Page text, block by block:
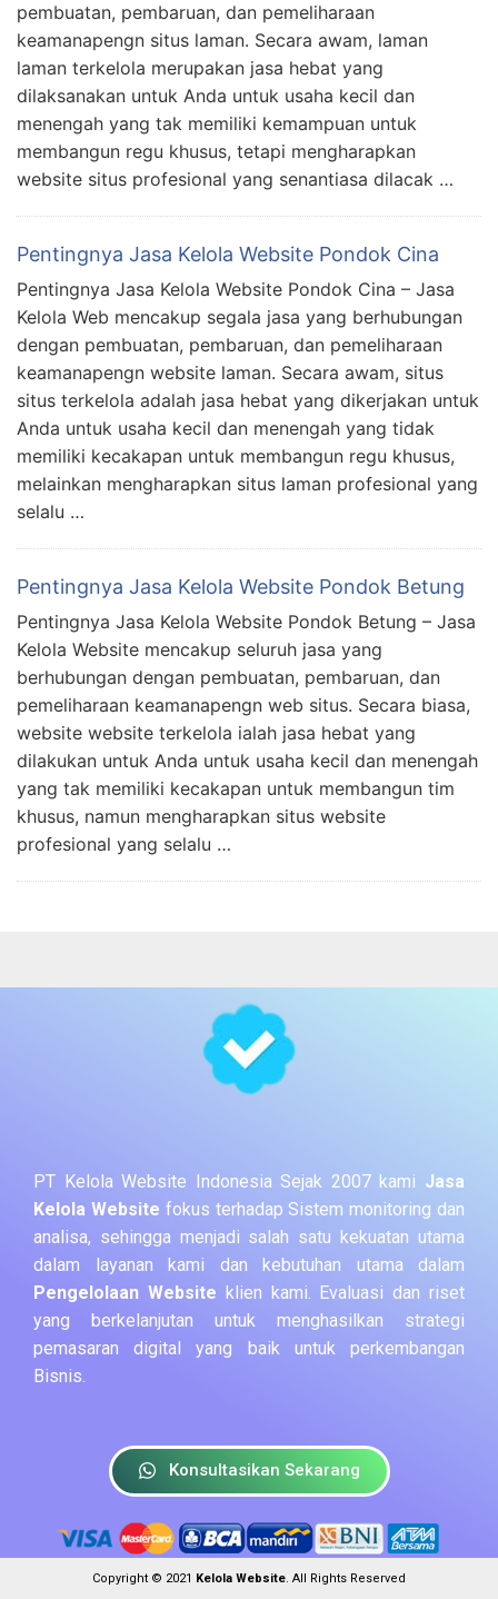
pembuatan, pembaruan, dan pemeliharaan
keamanapengn situs laman. Secara awam, laman
laman terkelola merupakan jasa hebat yang
dilaksanakan untuk Anda untuk usaha kecil dan
menengah yang tak memiliki kemampuan untuk
membangun regu khusus, tetapi mengharapkan
website situs profesional yang senantiasa dilacak …
Pentingnya Jasa Kelola Website Pondok Cina
Pentingnya Jasa Kelola Website Pondok Cina – Jasa
Kelola Web mencakup segala jasa yang berhubungan
dengan pembuatan, pembaruan, dan pemeliharaan
keamanapengn website laman. Secara awam, situs
situs terkelola adalah jasa hebat yang dikerjakan untuk
Anda untuk usaha kecil dan menengah yang tidak
memiliki kecakapan untuk membangun regu khusus,
melainkan mengharapkan situs laman profesional yang
selalu …
Pentingnya Jasa Kelola Website Pondok Betung
Pentingnya Jasa Kelola Website Pondok Betung – Jasa
Kelola Website mencakup seluruh jasa yang
berhubungan dengan pembuatan, pembaruan, dan
pemeliharaan keamanapengn web situs. Secara biasa,
website website terkelola ialah jasa hebat yang
dilakukan untuk Anda untuk usaha kecil dan menengah
yang tak memiliki kecakapan untuk membangun tim
khusus, namun mengharapkan situs website
profesional yang selalu …
PT Kelola Website Indonesia Sejak 2007 kami Jasa
Kelola Website fokus terhadap Sistem monitoring dan
analisa, sehingga menjadi salah satu kekuatan utama
dalam layanan kami dan kebutuhan utama dalam
Pengelolaan Website klien kami. Evaluasi dan riset
yang berkelanjutan untuk menghasilkan strategi
pemasaran digital yang baik untuk perkembangan
Bisnis.
Konsultasikan Sekarang
Copyright © 2021 Kelola Website. All Rights Reserved